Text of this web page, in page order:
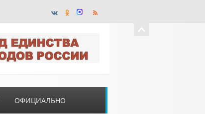
ОФИЦИАЛЬНО